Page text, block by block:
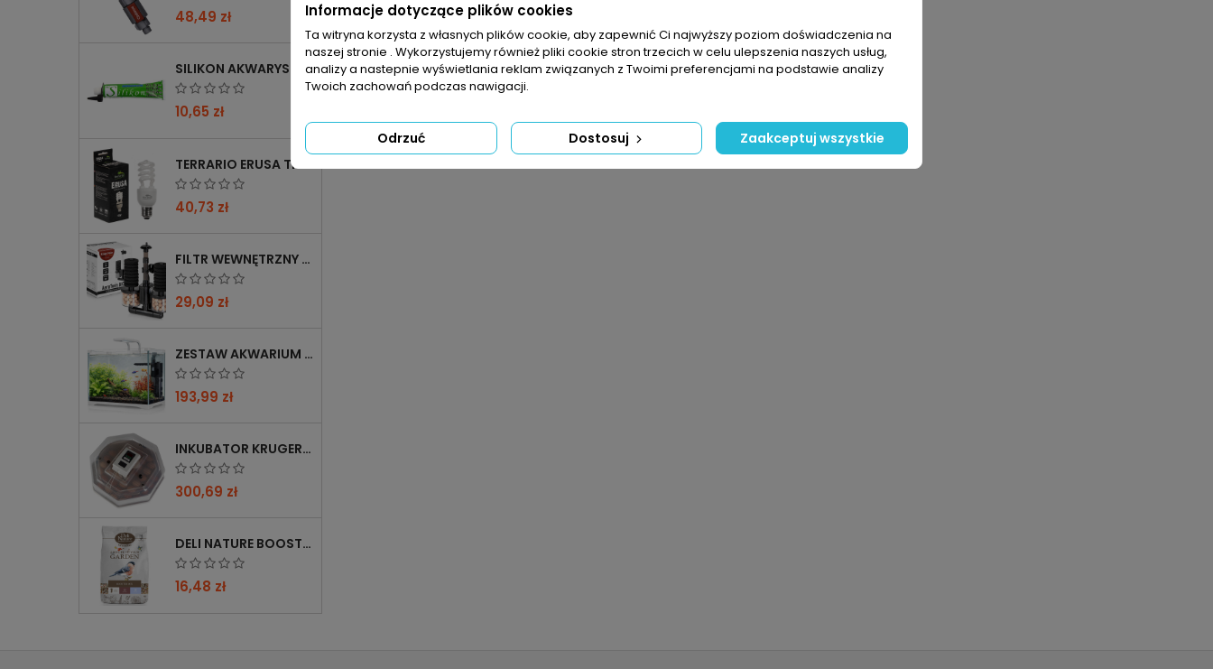
48,49 zł
SILIKON AKWARYSTYCZNY 60 ML CZARNY
10,65 zł
40,73 zł
FILTR WEWNĘTRZNY GĄBKOWY KRUGER MEIER AEROTWIN BIO S Z BIOFILTRACJĄ
29,09 zł
ZESTAW AKWARIUM KRUGER MEIER SHRIMP!ONE PRO 50 25 L DLA KREWETEK
193,99 zł
INKUBATOR KRUGER MEIER PROLEXOR 60 NA 60 JAJ Z TERMOSTATEM
300,69 zł
DELI NATURE BOOSTER MIX 850G - PRZYCIĄGA PTAKI ZIMĄ, BOGATY W WITAMINY
16,48 zł
Informacje dotyczące plików cookies
Ta witryna korzysta z własnych plików cookie, aby zapewnić Ci najwyższy poziom doświadczenia na
naszej stronie . Wykorzystujemy również pliki cookie stron trzecich w celu ulepszenia naszych usług,
analizy a nastepnie wyświetlania reklam związanych z Twoimi preferencjami na podstawie analizy
Twoich zachowań podczas nawigacji.
Odrzuć Dostosuj Zaakceptuj wszystkie